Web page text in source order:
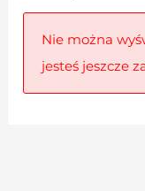
Nie można
jesteś jeszcze